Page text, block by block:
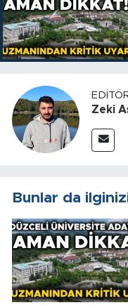
Zeki
Bunlar da